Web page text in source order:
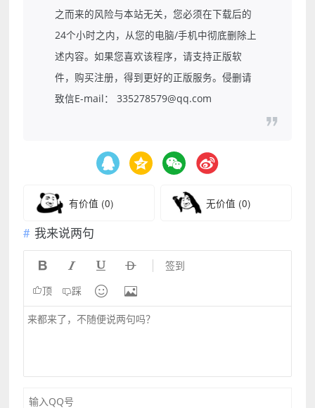
之而来的风险与本站无关，您必须在下载后的
24个小时之内，从您的电脑/手机中彻底删除上
述内容。如果您喜欢该程序，请支持正版软
件，购买注册，得到更好的正版服务。侵删请
致信E-mail： 335278579@qq.com
有价值 (0) 无价值 (0)
我来说两句
    签到
顶 踩  